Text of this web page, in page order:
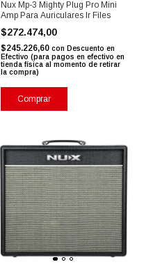
Nux Mp-3 Mighty Plug Pro Mini
Amp Para Auriculares Ir Files
$272.474,00
$245.226,60 con Descuento en
Efectivo (para pagos en efectivo en
tienda física al momento de retirar
la compra)
Comprar